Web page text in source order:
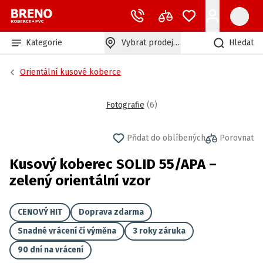
Kategorie Vybrat prodejnu Hledat
Orientální kusové koberce
Fotografie (6)
Přidat do oblíbených Porovnat
Kusový koberec SOLID 55/APA –
zelený orientální vzor
CENOVÝ HIT
Doprava zdarma
Snadné vrácení či výměna
3 roky záruka
90 dní na vrácení